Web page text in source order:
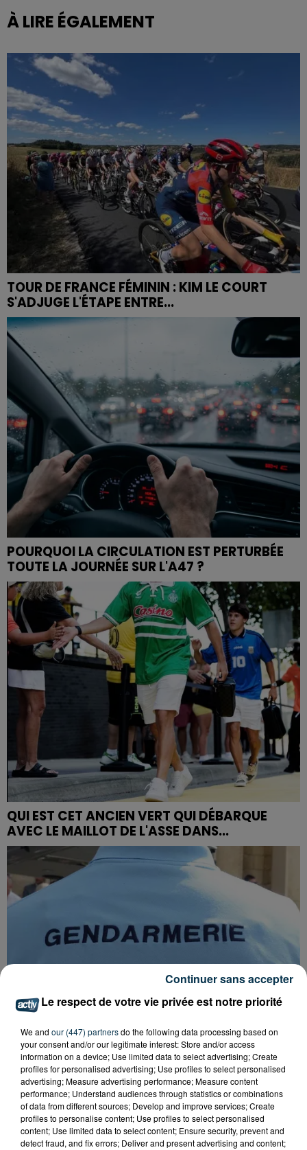
À LIRE ÉGALEMENT
TOUR DE FRANCE FÉMININ : KIM LE COURT
S'ADJUGE L'ÉTAPE ENTRE...
POURQUOI LA CIRCULATION EST PERTURBÉE
TOUTE LA JOURNÉE SUR L'A47 ?
QUI EST CET ANCIEN VERT QUI DÉBARQUE
AVEC LE MAILLOT DE L'ASSE DANS...
FOREZTIVAL : DROGUÉ ET TENANT DES
PROPOS DÉPLACÉS, UN FESTIVALIER A...
Le respect de votre vie privée est notre priorité
We and our (447) partnersdo the following data processing based on
your consent and/or our legitimate interest: Store and/or access
information on a device; Use limited data to select advertising; Create
profiles for personalised advertising; Use profiles to select personalised
advertising; Measure advertising performance; Measure content
performance; Understand audiences through statistics or combinations
of data from different sources; Develop and improve services; Create
profiles to personalise content; Use profiles to select personalised
content; Use limited data to select content; Ensure security, prevent and
detect fraud, and fix errors; Deliver and present advertising and content;
Continuer sans accepter